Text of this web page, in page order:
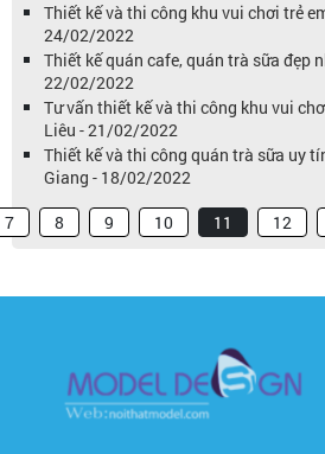
Thiết kế và thi công khu vui chơi trẻ
24/02/2022
Thiết kế quán cafe, quán trà sữa đẹp
22/02/2022
Tư vấn thiết kế và thi công khu vui
Liêu - 21/02/2022
Thiết kế và thi công quán trà sữa uy
Giang - 18/02/2022
7 8 9 10 11 12